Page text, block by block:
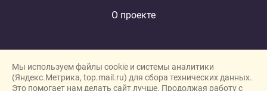
О проекте
Мы используем файлы cookie и системы аналитики
(Яндекс.Метрика, top.mail.ru) для сбора технических данных.
Это помогает нам делать сайт лучше. Продолжая работу с